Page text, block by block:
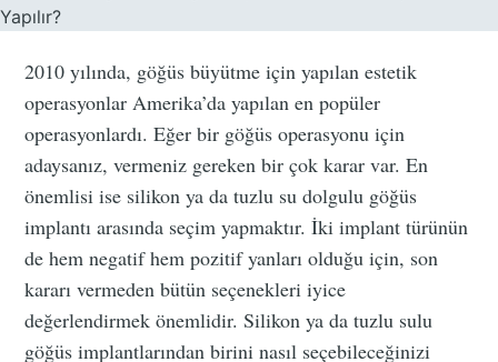
2010 yılında, göğüs büyütme için yapılan estetik
operasyonlar Amerika’da yapılan en popüler
operasyonlardı. Eğer bir göğüs operasyonu için
adaysanız, vermeniz gereken bir çok karar var. En
önemlisi ise silikon ya da tuzlu su dolgulu göğüs
implantı arasında seçim yapmaktır. İki implant türünün
de hem negatif hem pozitif yanları olduğu için, son
kararı vermeden bütün seçenekleri iyice
değerlendirmek önemlidir. Silikon ya da tuzlu sulu
göğüs implantlarından birini nasıl seçebileceğinizi